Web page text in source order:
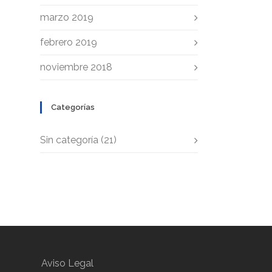
marzo 2019
febrero 2019
noviembre 2018
Categorías
Sin categoría (21)
Aviso Legal